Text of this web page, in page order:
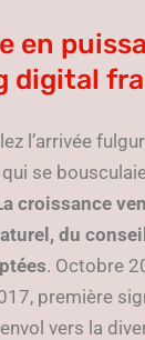
en
digital
l’arrivée
se
croissance
du
. Octobre
première
vers la